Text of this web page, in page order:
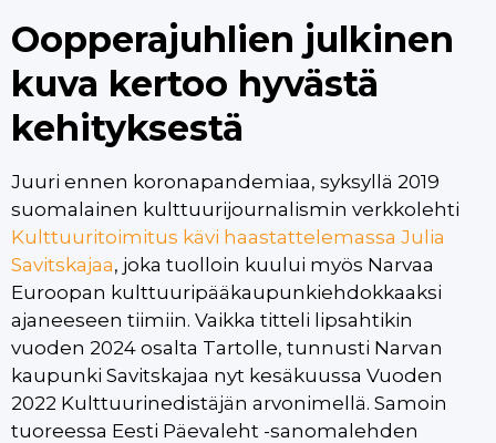
Oopperajuhlien julkinen
kuva kertoo hyvästä
kehityksestä
Juuri ennen koronapandemiaa, syksyllä 2019
suomalainen kulttuurijournalismin verkkolehti
Kulttuuritoimitus kävi haastattelemassa Julia
Savitskajaa, joka tuolloin kuului myös Narvaa
Euroopan kulttuuripääkaupunkiehdokkaaksi
ajaneeseen tiimiin. Vaikka titteli lipsahtikin
vuoden 2024 osalta Tartolle, tunnusti Narvan
kaupunki Savitskajaa nyt kesäkuussa Vuoden
2022 Kulttuurinedistäjän arvonimellä. Samoin
tuoreessa Eesti Päevaleht -sanomalehden